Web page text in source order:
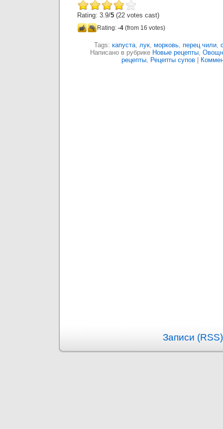
Rating: 3.9/5 (22 votes cast)
Rating: -4 (from 16 votes)
Tags: капуста, лук, морковь, перец чили,
Написано в рубрике Новые рецепты,
рецепты, Рецепты супов|
Записи (RSS)